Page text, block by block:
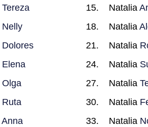
Tereza Natalia
Nelly Natalia
Dolores Natalia
Elena Natalia
Olga Natalia
Ruta Natalia
Anna Natalia